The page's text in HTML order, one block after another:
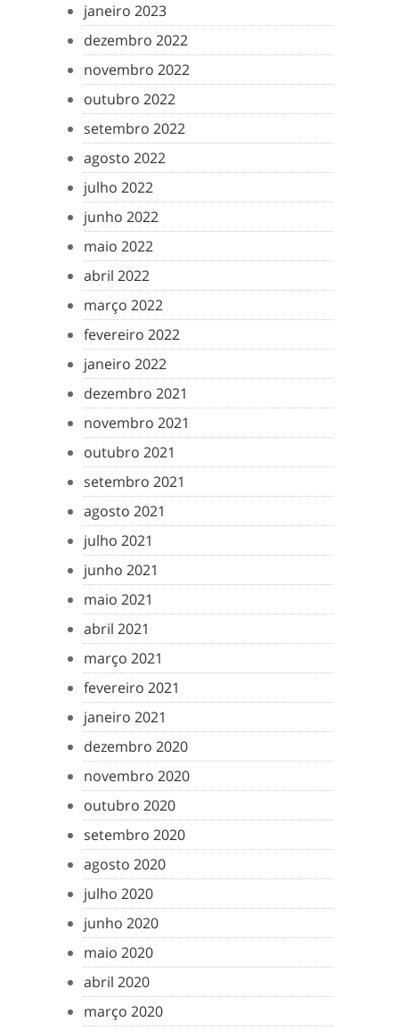
janeiro 2023
dezembro 2022
novembro 2022
outubro 2022
setembro 2022
agosto 2022
julho 2022
junho 2022
maio 2022
abril 2022
março 2022
fevereiro 2022
janeiro 2022
dezembro 2021
novembro 2021
outubro 2021
setembro 2021
agosto 2021
julho 2021
junho 2021
maio 2021
abril 2021
março 2021
fevereiro 2021
janeiro 2021
dezembro 2020
novembro 2020
outubro 2020
setembro 2020
agosto 2020
julho 2020
junho 2020
maio 2020
abril 2020
março 2020